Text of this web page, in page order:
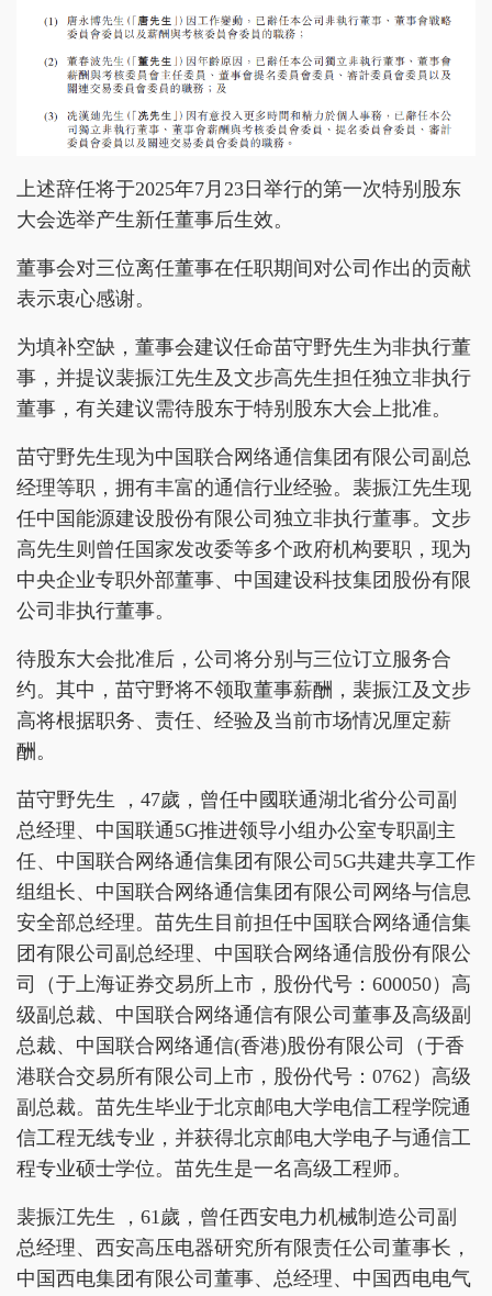
上述辞任将于2025年7月23日举行的第一次特别股东
大会选举产生新任董事后生效。
董事会对三位离任董事在任职期间对公司作出的贡献
表示衷心感谢。
为填补空缺，董事会建议任命苗守野先生为非执行董
事，并提议裴振江先生及文步高先生担任独立非执行
董事，有关建议需待股东于特别股东大会上批准。
苗守野先生现为中国联合网络通信集团有限公司副总
经理等职，拥有丰富的通信行业经验。裴振江先生现
任中国能源建设股份有限公司独立非执行董事。文步
高先生则曾任国家发改委等多个政府机构要职，现为
中央企业专职外部董事、中国建设科技集团股份有限
公司非执行董事。
待股东大会批准后，公司将分别与三位订立服务合
约。其中，苗守野将不领取董事薪酬，裴振江及文步
高将根据职务、责任、经验及当前市场情况厘定薪
酬。
苗守野先生 ，47歲，曾任中國联通湖北省分公司副
总经理、中国联通5G推进领导小组办公室专职副主
任、中国联合网络通信集团有限公司5G共建共享工作
组组长、中国联合网络通信集团有限公司网络与信息
安全部总经理。苗先生目前担任中国联合网络通信集
团有限公司副总经理、中国联合网络通信股份有限公
司（于上海证券交易所上市，股份代号：600050）高
级副总裁、中国联合网络通信有限公司董事及高级副
总裁、中国联合网络通信(香港)股份有限公司（于香
港联合交易所有限公司上市，股份代号：0762）高级
副总裁。苗先生毕业于北京邮电大学电信工程学院通
信工程无线专业，并获得北京邮电大学电子与通信工
程专业硕士学位。苗先生是一名高级工程师。
裴振江先生 ，61歲，曾任西安电力机械制造公司副
总经理、西安高压电器研究所有限责任公司董事长，
中国西电集团有限公司董事、总经理、中国西电电气